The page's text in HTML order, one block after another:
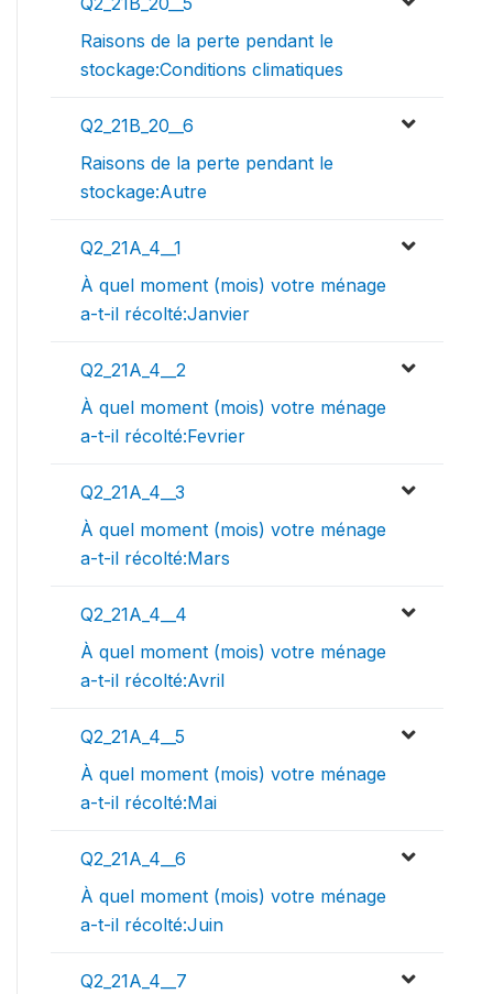
Raisons de la perte pendant le
stockage:Conditions climatiques
Q2_21B_20__6
Raisons de la perte pendant le
stockage:Autre
Q2_21A_4__1
À quel moment (mois) votre ménage
a-t-il récolté:Janvier
Q2_21A_4__2
À quel moment (mois) votre ménage
a-t-il récolté:Fevrier
Q2_21A_4__3
À quel moment (mois) votre ménage
a-t-il récolté:Mars
Q2_21A_4__4
À quel moment (mois) votre ménage
a-t-il récolté:Avril
Q2_21A_4__5
À quel moment (mois) votre ménage
a-t-il récolté:Mai
Q2_21A_4__6
À quel moment (mois) votre ménage
a-t-il récolté:Juin
Q2_21A_4__7